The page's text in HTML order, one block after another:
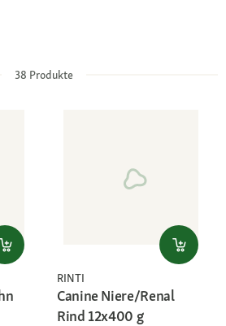
38 Produkte
RINTI
Canine Niere/Renal
Rind 12x400 g